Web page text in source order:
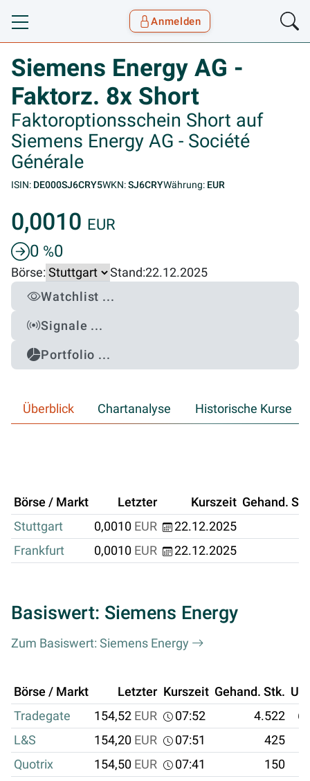
Toggle navigation
Anmelden
Siemens Energy AG -
Faktorz. 8x Short
Faktoroptionsschein Short auf
Siemens Energy AG - Société
Générale
ISIN: DE000SJ6CRY5WKN:SJ6CRYWährung: EUR
0,0010 EUR
0 %0
Börse: Stand:22.12.2025
Watchlist ...
Signale ...
Portfolio ...
Überblick Chartanalyse Historische Kurse
Börse / Markt Letzter Kurszeit Gehand.
Stuttgart
0,0010 EUR
22.12.2025
Frankfurt
0,0010 EUR 22.12.2025
Basiswert: Siemens Energy
Zum Basiswert: Siemens Energy
Börse / Markt Letzter Kurszeit Gehand. Stk.
Tradegate
154,52 EUR 07:52 4.522
L&S
154,20 EUR 07:51 425
Quotrix
154,50 EUR 07:41 150